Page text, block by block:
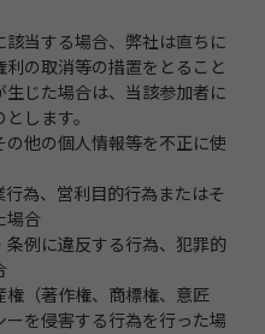
当する場合、弊社は直ちに
の取消等の措置をとること
じた場合は、当該参加者に
します。
の他の個人情報等を不正に使
為、営利目的行為またはそ
場合
条例に違反する行為、犯罪的
権（著作権、商標権、意匠
を侵害する行為を行った場